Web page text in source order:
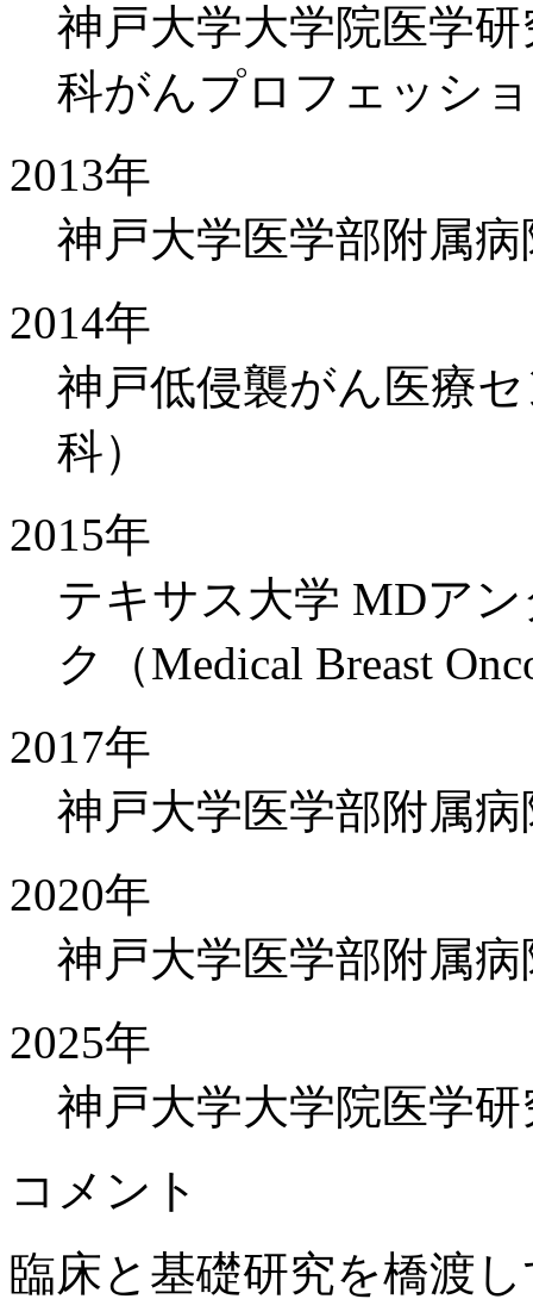
神戸大学大学院医学
科がんプロフェッシ
2013年
神戸大学医学部附属
2014年
神戸低侵襲がん医療
科）
2015年
テキサス大学 MDア
ク（Medical Breast
2017年
神戸大学医学部附属
2020年
神戸大学医学部附属
2025年
神戸大学大学院医学
コメント
臨床と基礎研究を橋渡